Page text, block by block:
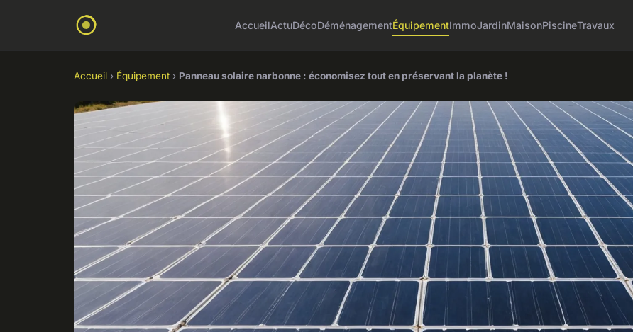
AccueilActuDécoDéménagementÉquipementImmoJardinMaisonPiscineTravaux
Accueil › Équipement › Panneau solaire narbonne : économisez tout en préservant la planète !